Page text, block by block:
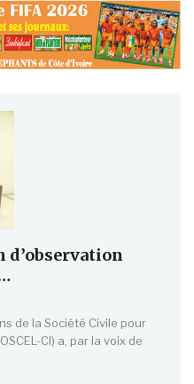
d’observation
de la Société Civile pour
CI) a, par la voix de